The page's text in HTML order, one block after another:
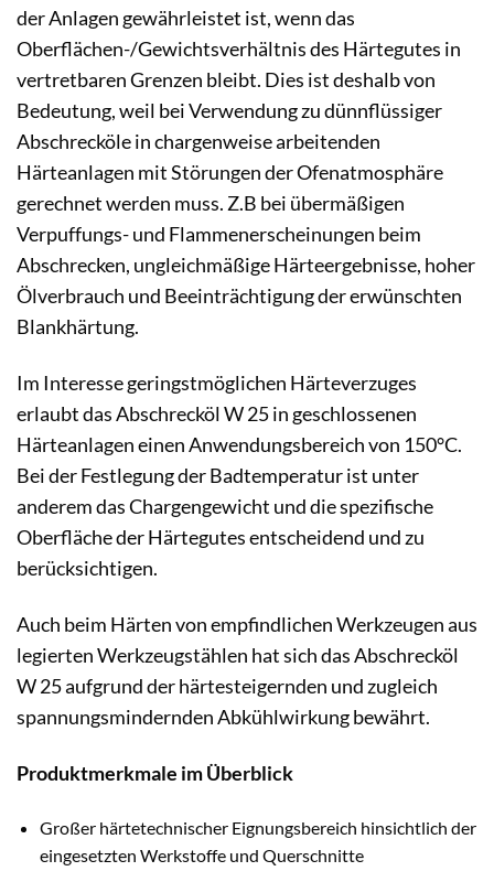
der Anlagen gewährleistet ist, wenn das
Oberflächen-/Gewichtsverhältnis des Härtegutes in
vertretbaren Grenzen bleibt. Dies ist deshalb von
Bedeutung, weil bei Verwendung zu dünnflüssiger
Abschrecköle in chargenweise arbeitenden
Härteanlagen mit Störungen der Ofenatmosphäre
gerechnet werden muss. Z.B bei übermäßigen
Verpuffungs- und Flammenerscheinungen beim
Abschrecken, ungleichmäßige Härteergebnisse, hoher
Ölverbrauch und Beeinträchtigung der erwünschten
Blankhärtung.
Im Interesse geringstmöglichen Härteverzuges
erlaubt das Abschrecköl W 25 in geschlossenen
Härteanlagen einen Anwendungsbereich von 150°C.
Bei der Festlegung der Badtemperatur ist unter
anderem das Chargengewicht und die spezifische
Oberfläche der Härtegutes entscheidend und zu
berücksichtigen.
Auch beim Härten von empfindlichen Werkzeugen aus
legierten Werkzeugstählen hat sich das Abschrecköl
W 25 aufgrund der härtesteigernden und zugleich
spannungsmindernden Abkühlwirkung bewährt.
Produktmerkmale im Überblick
Großer härtetechnischer Eignungsbereich hinsichtlich der
eingesetzten Werkstoffe und Querschnitte